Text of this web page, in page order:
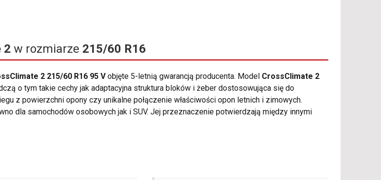
2 w rozmiarze 215/60 R16
2 215/60 R16 95 Vobjęte 5-letnią gwarancją producenta. Model CrossClimate 2
o tym takie cechy jak adaptacyjna struktura bloków i żeber dostosowująca się do
z powierzchni opony czy unikalne połączenie właściwości opon letnich i zimowych.
dla samochodów osobowych jak i SUV. Jej przeznaczenie potwierdzają między innymi